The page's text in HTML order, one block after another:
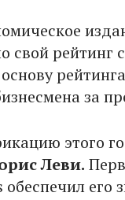
свой
за
этого
Леви.
его